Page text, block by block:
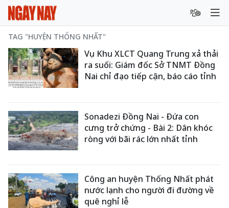
TAG "HUYỆN THỐNG NHẤT"
Vụ Khu XLCT Quang Trung xả thải
ra suối: Giám đốc Sở TNMT Đồng
Nai chỉ đạo tiếp cận, báo cáo tỉnh
Sonadezi Đồng Nai - Đứa con
cưng trở chứng - Bài 2: Dân khóc
ròng với bãi rác lớn nhất tỉnh
Công an huyện Thống Nhất phát
nước lạnh cho người đi đường về
quê nghỉ lễ